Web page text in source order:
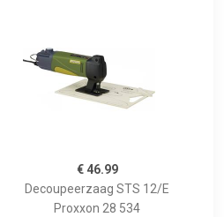
€ 46.99
Decoupeerzaag STS 12/E
Proxxon 28 534